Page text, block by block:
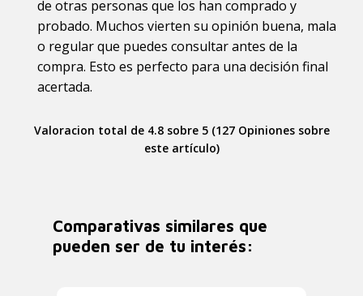
de otras personas que los han comprado y
probado. Muchos vierten su opinión buena, mala
o regular que puedes consultar antes de la
compra. Esto es perfecto para una decisión final
acertada.
Valoracion total de 4.8 sobre 5 (127 Opiniones sobre
este artículo)
Comparativas similares que
pueden ser de tu interés: